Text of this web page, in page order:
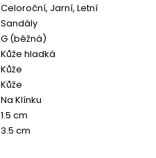
Celoroční, Jarní, Letní
Sandály
G (běžná)
Kůže hladká
Kůže
Kůže
Na Klínku
1.5 cm
3.5 cm